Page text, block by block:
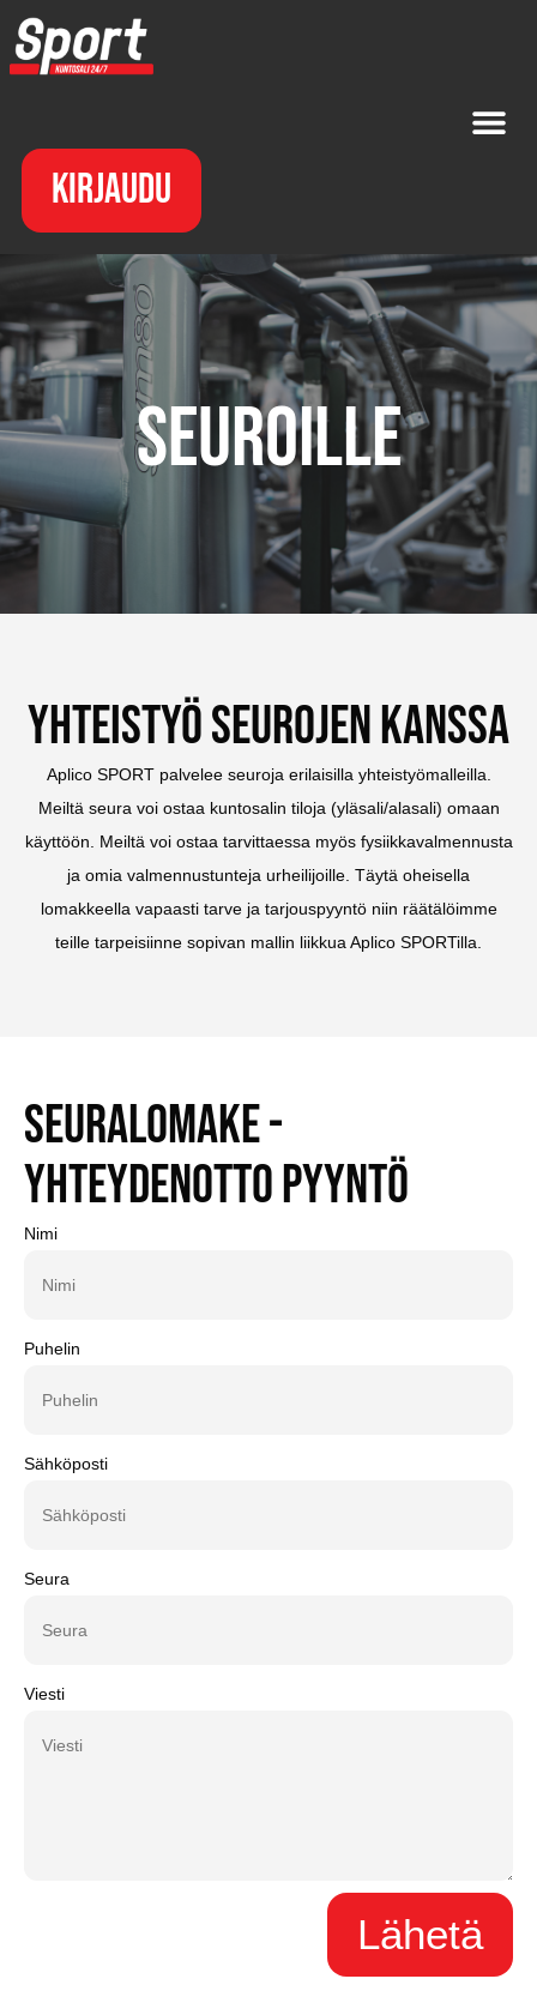
Kirjaudu
Seuroille
yhteistyö seurojen kanssa
Aplico SPORT palvelee seuroja erilaisilla yhteistyömalleilla.
Meiltä seura voi ostaa kuntosalin tiloja (yläsali/alasali) omaan
käyttöön. Meiltä voi ostaa tarvittaessa myös fysiikkavalmennusta
ja omia valmennustunteja urheilijoille. Täytä oheisella
lomakkeella vapaasti tarve ja tarjouspyyntö niin räätälöimme
teille tarpeisiinne sopivan mallin liikkua Aplico SPORTilla.
Seuralomake -
yhteydenotto pyyntö
Nimi
Puhelin
Sähköposti
Seura
Viesti
Lähetä